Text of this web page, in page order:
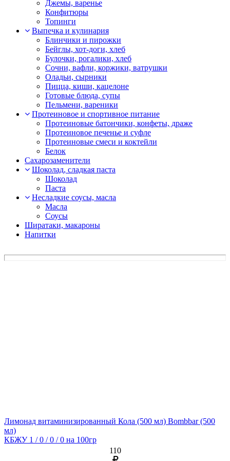
Джемы, варенье
Конфитюры
Топинги
Выпечка и кулинария
Блинчики и пирожки
Бейглы, хот-доги, хлеб
Булочки, рогалики, хлеб
Сочни, вафли, коржики, ватрушки
Оладьи, сырники
Пицца, киши, кацелоне
Готовые блюда, супы
Пельмени, вареники
Протеиновое и спортивное питание
Протеиновые батончики, конфеты, драже
Протеиновое печенье и суфле
Протеиновые смеси и коктейли
Белок
Сахарозаменители
Шоколад, сладкая паста
Шоколад
Паста
Несладкие соусы, масла
Масла
Соусы
Ширатаки, макароны
Напитки
Лимонад витаминизированный Кола (500 мл) Bombbar(500
мл)
КБЖУ 1 / 0 / 0 / 0 на 100гр
110